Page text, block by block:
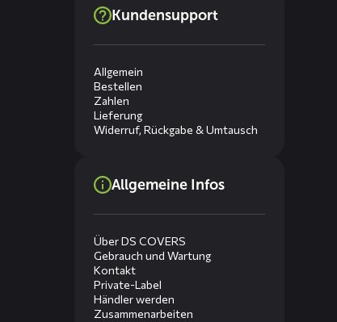
Kundensupport
Allgemein
Bestellen
Zahlen
Lieferung
Widerruf, Rückgabe & Umtausch
Allgemeine Infos
Über DS COVERS
Gebrauch und Wartung
Kontakt
Private-Label
Händler werden
Zusammenarbeiten